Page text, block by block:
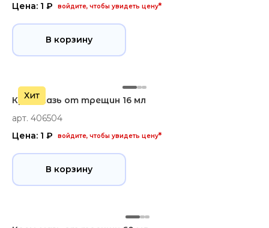
Цена: 1 ₽
войдите, чтобы увидеть цену*
В корзину
Хит
Крем-мазь от трещин 16 мл
арт. 406504
Цена: 1 ₽
войдите, чтобы увидеть цену*
В корзину